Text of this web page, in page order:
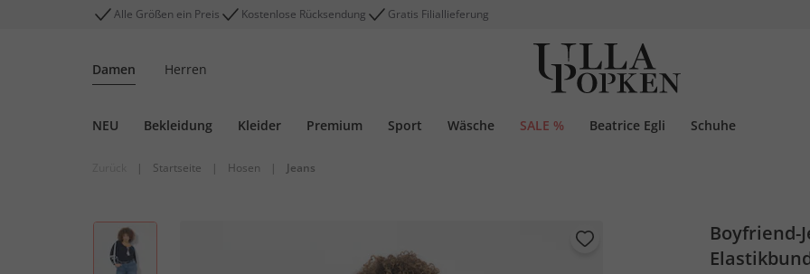
Alle Größen ein Preis Kostenlose Rücksendung Gratis Filiallieferung
Damen Herren
NEU Bekleidung Kleider Premium Sport Wäsche SALE % Beatrice Egli Schuhe
| Startseite | Hosen | Jeans
Boyfriend-